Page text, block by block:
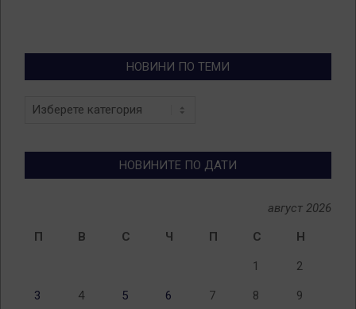
НОВИНИ ПО ТЕМИ
Новини
НОВИНИТЕ ПО ДАТИ
август 2026
П
В С Ч П С Н
1 2
3 4 5 6 7 8 9